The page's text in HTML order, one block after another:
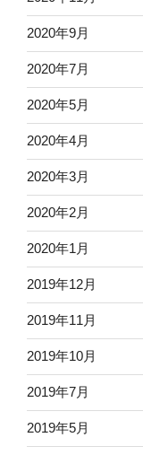
2020年9月
2020年7月
2020年5月
2020年4月
2020年3月
2020年2月
2020年1月
2019年12月
2019年11月
2019年10月
2019年7月
2019年5月